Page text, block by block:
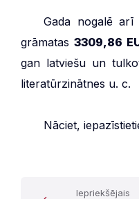
Gada nogalē arī
grāmatas 3309,86
gan latviešu un
literatūrzinātnes u. c.
Nāciet,
Iepriekšējais